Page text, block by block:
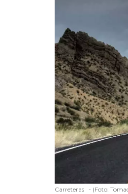
Carreteras - (Foto: